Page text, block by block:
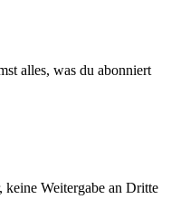
alles, was du abonniert
Weitergabe an Dritte